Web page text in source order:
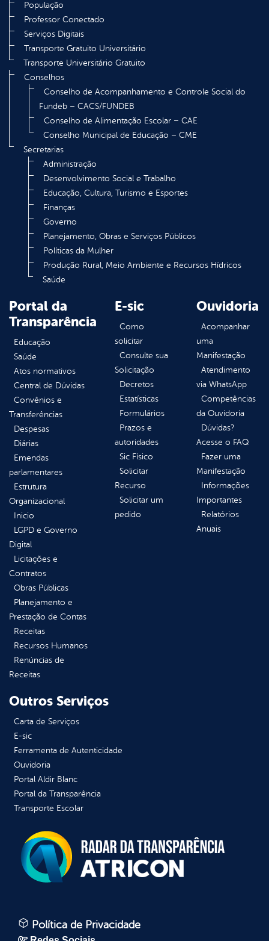
População
Professor Conectado
Serviços Digitais
Transporte Gratuito Universitário
Transporte Universitário Gratuito
Conselhos
Conselho de Acompanhamento e Controle Social do
Fundeb – CACS/FUNDEB
Conselho de Alimentação Escolar – CAE
Conselho Municipal de Educação – CME
Secretarias
Administração
Desenvolvimento Social e Trabalho
Educação, Cultura, Turismo e Esportes
Finanças
Governo
Planejamento, Obras e Serviços Públicos
Políticas da Mulher
Produção Rural, Meio Ambiente e Recursos Hídricos
Saúde
Portal da
Transparência
Educação
Saúde
Atos normativos
Central de Dúvidas
Convênios e
Transferências
Despesas
Diárias
Emendas
parlamentares
Estrutura
Organizacional
Inicio
LGPD e Governo
Digital
Licitações e
Contratos
Obras Públicas
Planejamento e
Prestação de Contas
Receitas
Recursos Humanos
Renúncias de
Receitas
E-sic
Como
solicitar
Consulte sua
Solicitação
Decretos
Estatísticas
Formulários
Prazos e
autoridades
Sic Físico
Solicitar
Recurso
Solicitar um
pedido
Ouvidoria
Acompanhar
uma
Manifestação
Atendimento
via WhatsApp
Competências
da Ouvidoria
Dúvidas?
Acesse o FAQ
Fazer uma
Manifestação
Informações
Importantes
Relatórios
Anuais
Outros Serviços
Carta de Serviços
E-sic
Ferramenta de Autenticidade
Ouvidoria
Portal Aldir Blanc
Portal da Transparência
Transporte Escolar
Política de Privacidade